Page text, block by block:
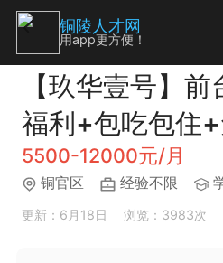
【玖华壹号】
福利+包吃包住
5500-12000元/月
铜官区 经验不限
更新：6月18日 浏览：3983次
铜陵人才网
用app更方便！